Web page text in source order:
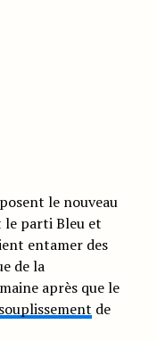
le nouveau
le parti Bleu et
entamer des
de la
après que le
de